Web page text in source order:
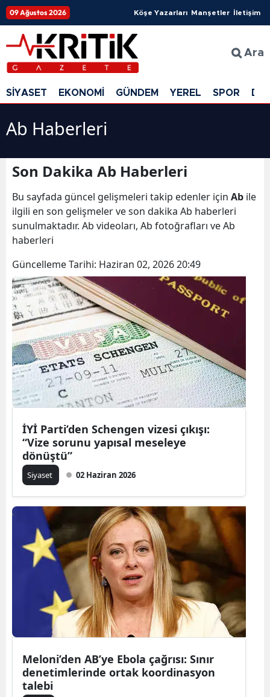
09 Ağustos 2026 Köşe Yazarları Manşetler İletişim
Ara
SİYASET EKONOMİ GÜNDEM YEREL SPOR
Ab Haberleri
Son Dakika Ab Haberleri
Bu sayfada güncel gelişmeleri takip edenler için Ab ile
ilgili en son gelişmeler ve son dakika Ab haberleri
sunulmaktadır. Ab videoları, Ab fotoğrafları ve Ab
haberleri
Güncelleme Tarihi: Haziran 02, 2026 20:49
İYİ Parti’den Schengen vizesi çıkışı:
“Vize sorunu yapısal meseleye
dönüştü”
Siyaset 02 Haziran 2026
Meloni’den AB’ye Ebola çağrısı: Sınır
denetimlerinde ortak koordinasyon
talebi